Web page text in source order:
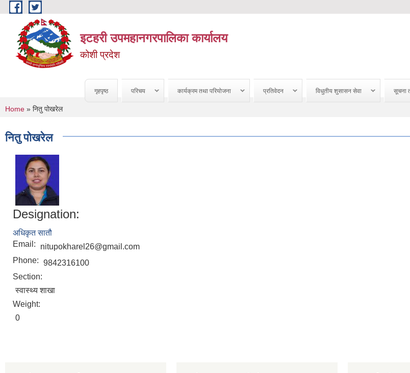
Skip to main content
इटहरी उपमहानगरपालिका कार्यालय
कोशी प्रदेश
गृहपृष्ठ परिचय कार्यक्रम तथा परियोजना प्रतिवेदन विधुतीय शुसासन सेवा सूचना
You are here
Home » नितु पोखरेल
नितु पोखरेल
Designation:
अधिकृत सातौ
Email:
nitupokharel26@gmail.com
Phone: 9842316100
Section:
स्वास्थ्य शाखा
Weight:
0